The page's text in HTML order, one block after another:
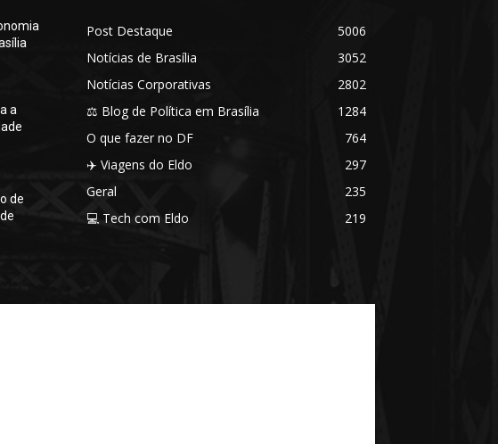
a
de
Post Destaque
5006
Notícias de Brasília
3052
Notícias Corporativas
2802
⚖️ Blog de Política em Brasília
1284
O que fazer no DF
764
✈️ Viagens do Eldo
297
Geral
235
💻 Tech com Eldo
219